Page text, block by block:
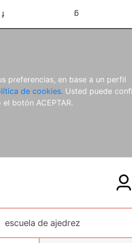
preferencias, en base a un perfil
de cookies. Usted puede
botón ACEPTAR.
f g
escuela de ajedrez